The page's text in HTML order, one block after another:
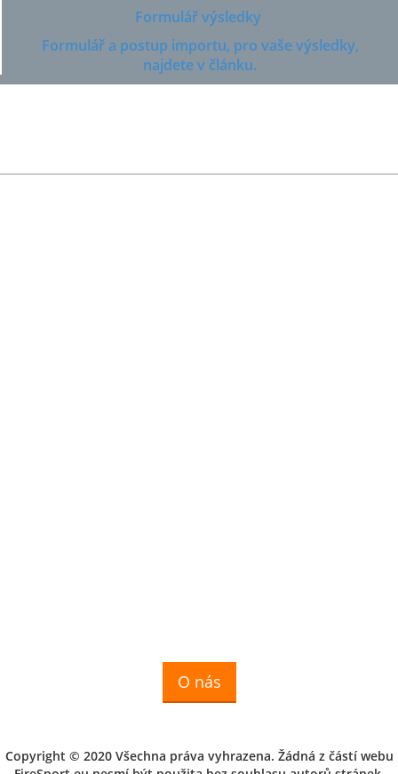
Formulář výsledky
Formulář a postup importu, pro vaše výsledky,
najdete v článku.
O nás
Copyright © 2020 Všechna práva vyhrazena. Žádná z částí webu